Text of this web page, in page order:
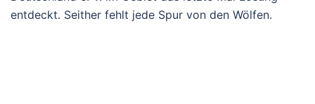
entdeckt. Seither fehlt jede Spur von den Wölfen.